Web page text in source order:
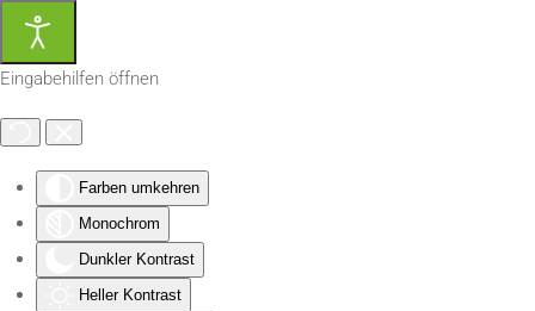
Eingabehilfen öffnen
Farben umkehren
Monochrom
Dunkler Kontrast
Heller Kontrast
Zum Hauptinhalt springen